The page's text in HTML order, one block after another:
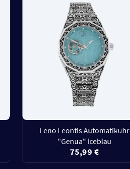
Leno Leontis Automatikuhr
"Genua" iceblau
75,99 €